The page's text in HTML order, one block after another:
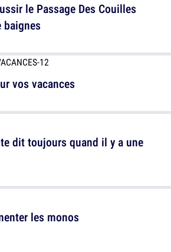
le Passage Des Couilles
baignes
dit toujours quand il y a une
vos vacances
les monos